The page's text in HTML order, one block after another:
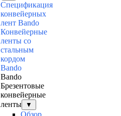
Спецификация
конвейерных
лент Bando
Конвейерные
ленты со
стальным
кордом
Bando
Bando
Брезентовые
конвейерные
ленты
▼